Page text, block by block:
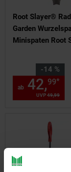
Root Slayer®
Garden
Minispaten Root
-14 %
Sie Sparen 14
UVP49,99
ab 42,99*